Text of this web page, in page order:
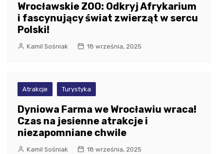
Wrocławskie ZOO: Odkryj Afrykarium
i fascynujący świat zwierząt w sercu
Polski!
Kamil Sośniak 18 września, 2025
Atrakcje Turystyka
Dyniowa Farma we Wrocławiu wraca!
Czas na jesienne atrakcje i
niezapomniane chwile
Kamil Sośniak 18 września, 2025